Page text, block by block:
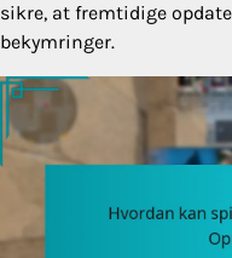
sikre, at fremtidige
bekymringer.